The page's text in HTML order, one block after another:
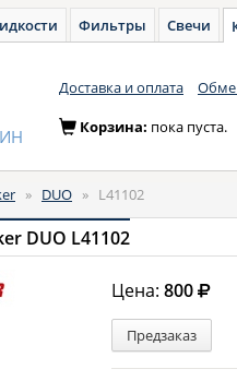
Фильтры Свечи
Доставка и оплата
Корзина: пока пуста.
» DUO » L41102
DUO L41102
Цена:800
Предзаказ